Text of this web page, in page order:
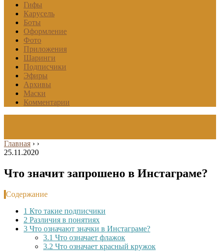
Гифы
Карусель
Боты
Оформление
Фото
Приложения
Шаринги
Подписчики
Эфиры
Архивы
Маски
Комментарии
Главная › ›
25.11.2020
Что значит запрошено в Инстаграме?
Содержание
1 Кто такие подписчики
2 Различия в понятиях
3 Что означают значки в Инстаграме?
3.1 Что означает флажок
3.2 Что означает красный кружок